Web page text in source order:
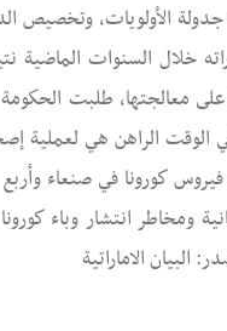
الأولويات، وتخصيص
خلال السنوات الماضية
معالجتها، طلبت
الوقت الراهن هي لعملية
كورونا في صنعاء
ومخاطر انتشار وباء
الاماراتية